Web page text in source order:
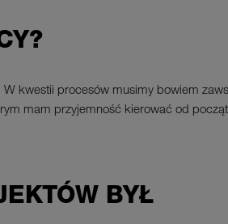
kwestii procesów musimy bowiem
mam przyjemność kierować od
BYŁ